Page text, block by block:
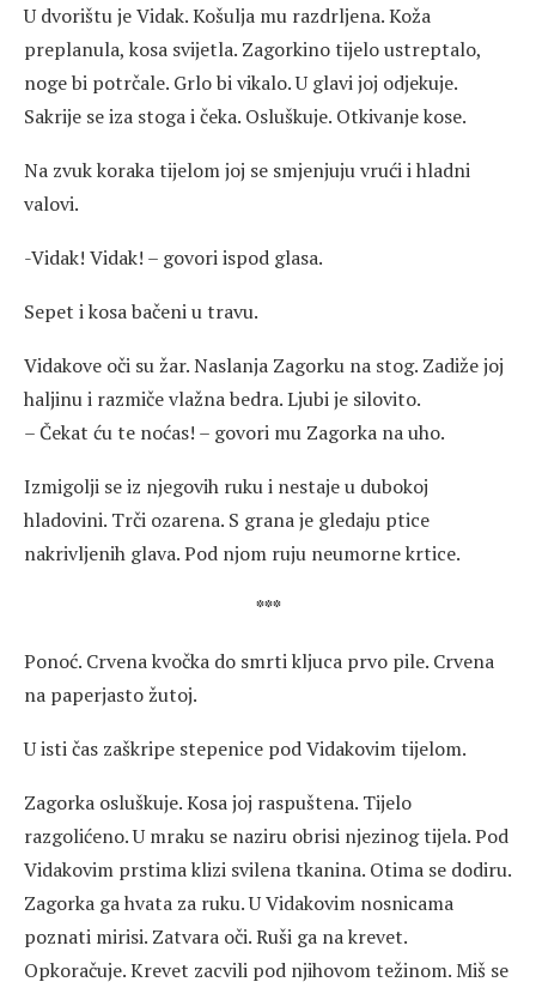
U dvorištu je Vidak. Košulja mu razdrljena. Koža
preplanula, kosa svijetla. Zagorkino tijelo ustreptalo,
noge bi potrčale. Grlo bi vikalo. U glavi joj odjekuje.
Sakrije se iza stoga i čeka. Osluškuje. Otkivanje kose.
Na zvuk koraka tijelom joj se smjenjuju vrući i hladni
valovi.
-Vidak! Vidak! – govori ispod glasa.
Sepet i kosa bačeni u travu.
Vidakove oči su žar. Naslanja Zagorku na stog. Zadiže joj
haljinu i razmiče vlažna bedra. Ljubi je silovito.
– Čekat ću te noćas! – govori mu Zagorka na uho.
Izmigolji se iz njegovih ruku i nestaje u dubokoj
hladovini. Trči ozarena. S grana je gledaju ptice
nakrivljenih glava. Pod njom ruju neumorne krtice.
***
Ponoć. Crvena kvočka do smrti kljuca prvo pile. Crvena
na paperjasto žutoj.
U isti čas zaškripe stepenice pod Vidakovim tijelom.
Zagorka osluškuje. Kosa joj raspuštena. Tijelo
razgolićeno. U mraku se naziru obrisi njezinog tijela. Pod
Vidakovim prstima klizi svilena tkanina. Otima se dodiru.
Zagorka ga hvata za ruku. U Vidakovim nosnicama
poznati mirisi. Zatvara oči. Ruši ga na krevet.
Opkoračuje. Krevet zacvili pod njihovom težinom. Miš se